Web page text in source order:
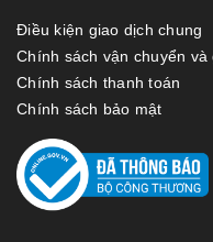
Điều kiện giao dịch chung
Chính sách vận chuyển và
Chính sách thanh toán
Chính sách bảo mật